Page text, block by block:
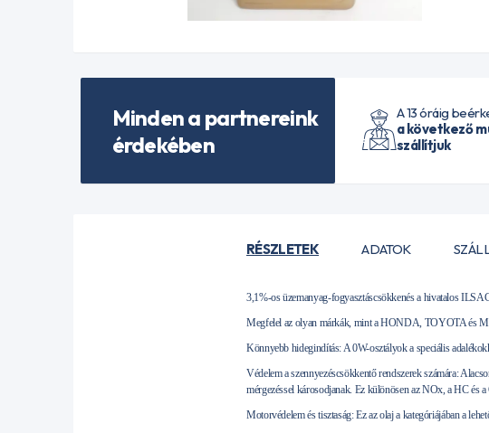
Minden a partnereink
érdekében
A 13 óráig
a következő
szállítjuk
RÉSZLETEK ADATOK
3,1%-os üzemanyag-fogyasztáscsökkenés a hivatalos
Megfelel az olyan márkák, mint a HONDA, TOYOTA és
Könnyebb hidegindítás: A 0W-osztályok a speciális
Védelem a szennyezéscsökkentő rendszerek számára:
mérgezéssel károsodjanak. Ez különösen az NOx, a HC és
Motorvédelem és tisztaság: Ez az olaj a kategóriájában a